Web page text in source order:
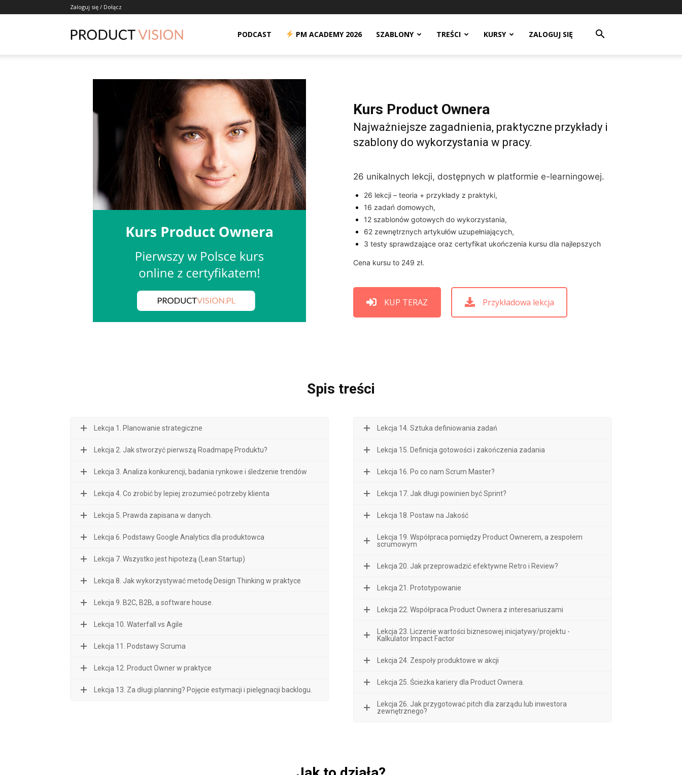
Zaloguj się / Dołącz
PODCAST PM ACADEMY 2026 SZABLONY TREŚCI KURSY ZALOGUJ SIĘ
Kurs Product Ownera
Najważniejsze zagadnienia, praktyczne przykłady i
szablony do wykorzystania w pracy.
26 unikalnych lekcji, dostępnych w platformie e-learningowej.
26 lekcji – teoria + przykłady z praktyki,
16 zadań domowych,
12 szablonów gotowych do wykorzystania,
62 zewnętrznych artykułów uzupełniających,
3 testy sprawdzające oraz certyfikat ukończenia kursu dla najlepszych
Cena kursu to 249 zł.
KUP TERAZ Przykładowa lekcja
Spis treści
Lekcja 1. Planowanie strategiczne
Lekcja 2. Jak stworzyć pierwszą Roadmapę Produktu?
Lekcja 3. Analiza konkurencji, badania rynkowe i śledzenie trendów
Lekcja 4. Co zrobić by lepiej zrozumieć potrzeby klienta
Lekcja 5. Prawda zapisana w danych.
Lekcja 6. Podstawy Google Analytics dla produktowca
Lekcja 7. Wszystko jest hipotezą (Lean Startup)
Lekcja 8. Jak wykorzystywać metodę Design Thinking w praktyce
Lekcja 9. B2C, B2B, a software house.
Lekcja 10. Waterfall vs Agile
Lekcja 11. Podstawy Scruma
Lekcja 12. Product Owner w praktyce
Lekcja 13. Za długi planning? Pojęcie estymacji i pielęgnacji backlogu.
Lekcja 14. Sztuka definiowania zadań
Lekcja 15. Definicja gotowości i zakończenia zadania
Lekcja 16. Po co nam Scrum Master?
Lekcja 17. Jak długi powinien być Sprint?
Lekcja 18. Postaw na Jakość
Lekcja 19. Współpraca pomiędzy Product Ownerem, a zespołem
scrumowym
Lekcja 20. Jak przeprowadzić efektywne Retro i Review?
Lekcja 21. Prototypowanie
Lekcja 22. Współpraca Product Ownera z interesariuszami
Lekcja 23. Liczenie wartości biznesowej inicjatywy/projektu -
Kalkulator Impact Factor
Lekcja 24. Zespoły produktowe w akcji
Lekcja 25. Ścieżka kariery dla Product Ownera.
Lekcja 26. Jak przygotować pitch dla zarządu lub inwestora
zewnętrznego?